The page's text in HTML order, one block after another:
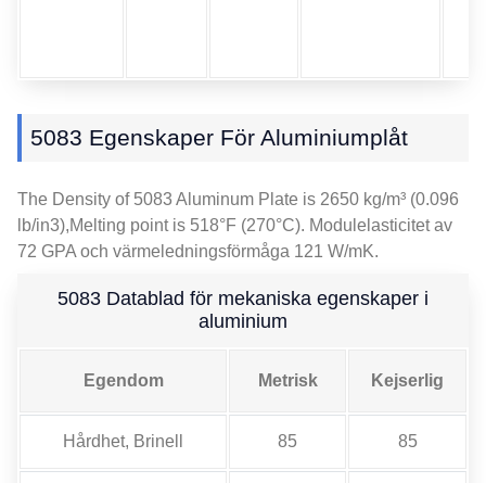
5083 Egenskaper För Aluminiumplåt
The Density of5083 Aluminum Plate is 2650 kg/m³ (0.096
lb/in3),Melting point is 518°F (270°C). Modulelasticitet av
72 GPA och värmeledningsförmåga 121 W/mK.
5083 Datablad för mekaniska egenskaper i
aluminium
Egendom Metrisk Kejserlig
Hårdhet, Brinell 85 85